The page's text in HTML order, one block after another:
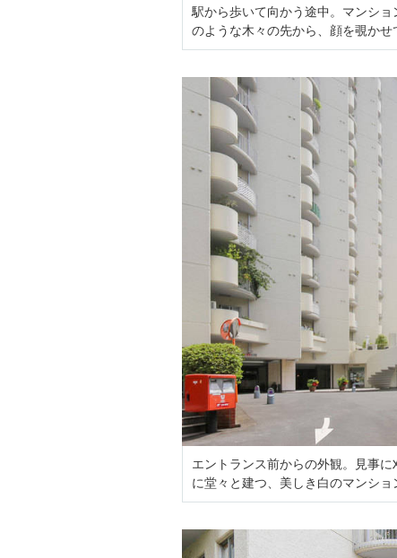
駅から歩いて向かう途中。マンシ
のような木々の先から、顔を覗かせ
エントランス前からの外観。見事
に堂々と建つ、美しき白のマンショ